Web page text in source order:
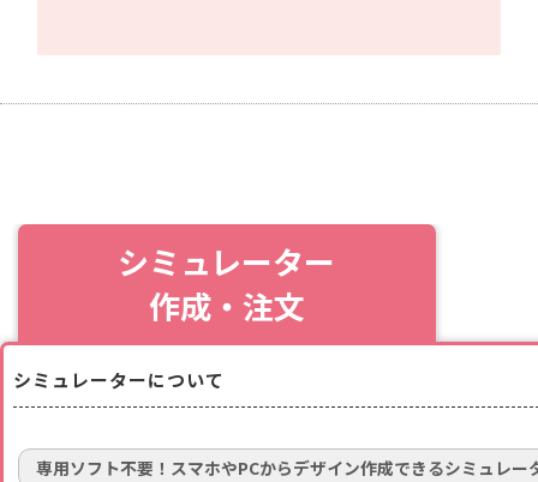
シミュレーター
作成・注文
シミュレーターについて
専用ソフト不要！スマホやPCからデザイン作成できるシミュレー